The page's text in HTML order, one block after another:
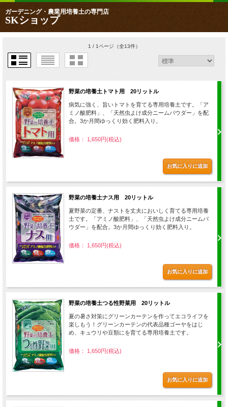
ガーデニング・農業用培養土の専門店
SKショップ
1 / 1ページ（全13件）
野菜の培養土トマト用 20リットル
病気に強く、旨いトマトを育てる専用培養土です。「ア
ミノ酸肥料」、「天然虫よけ成分ニームパウダー」を配
合。3か月間ゆっくり効く肥料入り。
価格： 1,650円(税込)
野菜の培養土ナス用 20リットル
夏野菜の定番、ナストを丈夫においしく育てる専用培養
土です。「アミノ酸肥料」、「天然虫よけ成分ニームパ
ウダー」を配合。3か月間ゆっくり効く肥料入り。
価格： 1,650円(税込)
野菜の培養土つる性野菜用 20リットル
夏の暑さ対策にグリーンカーテンを作ってエコライフを
楽しもう！グリーンカーテンの代表品種ゴーヤをはじ
め、キュウリや豆類にを育てる専用培養土です。
価格： 1,650円(税込)